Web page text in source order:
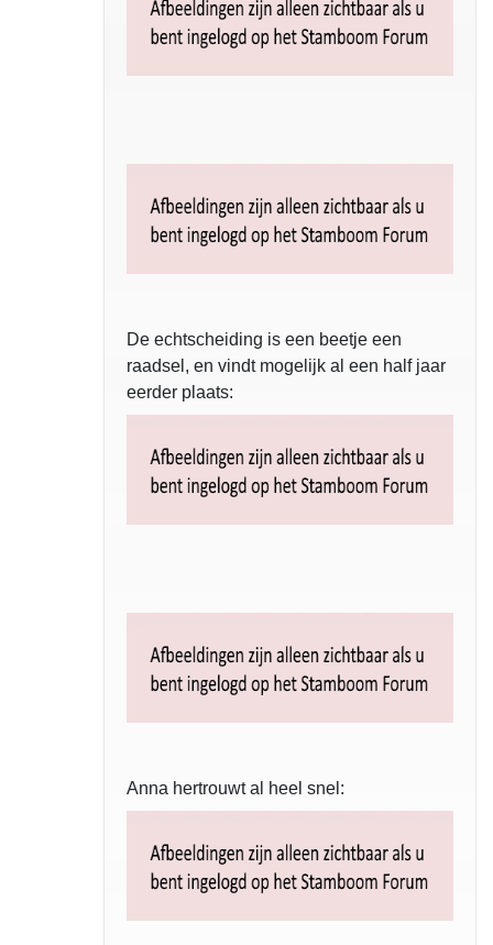
De echtscheiding is een beetje een
raadsel, en vindt mogelijk al een half jaar
eerder plaats:
Anna hertrouwt al heel snel: